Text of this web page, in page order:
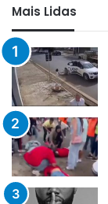
Mais Lidas